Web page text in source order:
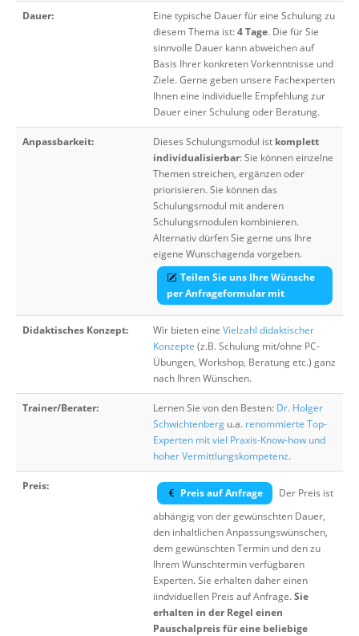
Dauer:
Eine typische Dauer für eine Schulung zu
diesem Thema ist:4 Tage. Die für Sie
sinnvolle Dauer kann abweichen auf
Basis Ihrer konkreten Vorkenntnisse und
Ziele. Gerne geben unsere Fachexperten
Ihnen eine individuelle Empfehlung zur
Dauer einer Schulung oder Beratung.
Anpassbarkeit: Dieses Schulungsmodul ist komplett
individualisierbar: Sie können einzelne
Themen streichen, ergänzen oder
priorisieren. Sie können das
Schulungsmodul mit anderen
Schulungsmodulen kombinieren.
Alternativ dürfen Sie gerne uns Ihre
eigene Wunschagenda vorgeben.
Teilen Sie uns Ihre Wünsche
per Anfrageformular mit
Didaktisches Konzept: Wir bieten eine Vielzahl didaktischer
Konzepte (z.B. Schulung mit/ohne PC-
Übungen, Workshop, Beratung etc.) ganz
nach Ihren Wünschen.
Trainer/Berater: Lernen Sie von den Besten: Dr. Holger
Schwichtenberg u.a. renommierte Top-
Experten mit viel Praxis-Know-how und
hoher Vermittlungskompetenz.
Preis:
Preis auf Anfrage
Der Preis ist
abhängig von der gewünschten Dauer,
den inhaltlichen Anpassungswünschen,
dem gewünschten Termin und den zu
Ihrem Wunschtermin verfügbaren
Experten. Sie erhalten daher einen
iindviduellen Preis auf Anfrage.Sie
erhalten in der Regel einen
Pauschalpreis für eine beliebige